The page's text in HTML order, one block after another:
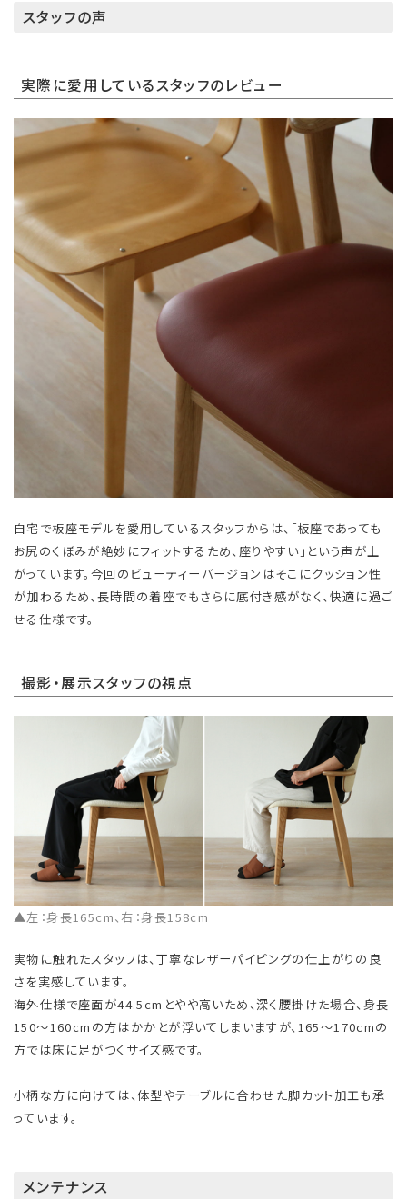
スタッフの声
実際に愛用しているスタッフのレビュー
自宅で板座モデルを愛用しているスタッフからは、「板座であっても
お尻のくぼみが絶妙にフィットするため、座りやすい」という声が上
がっています。今回のビューティーバージョンはそこにクッション性
が加わるため、長時間の着座でもさらに底付き感がなく、快適に過ご
せる仕様です。
撮影・展示スタッフの視点
▲左：身長165cm、右：身長158cm
実物に触れたスタッフは、丁寧なレザーパイピングの仕上がりの良
さを実感しています。
海外仕様で座面が44.5cmとやや高いため、深く腰掛けた場合、身長
150〜160cmの方はかかとが浮いてしまいますが、165〜170cmの
方では床に足がつくサイズ感です。
小柄な方に向けては、体型やテーブルに合わせた脚カット加工も承
っています。
メンテナンス